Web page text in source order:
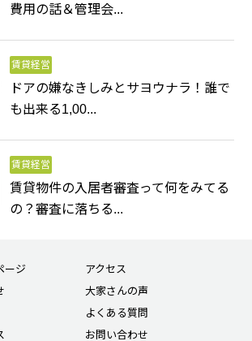
費用の話＆管理会...
賃貸経営
ドアの嫌なきしみとサヨウナラ！誰で
も出来る1,00...
賃貸経営
賃貸物件の入居者審査って何をみてる
の？審査に落ちる...
ージ
アクセス
大家さんの声
よくある質問
お問い合わせ